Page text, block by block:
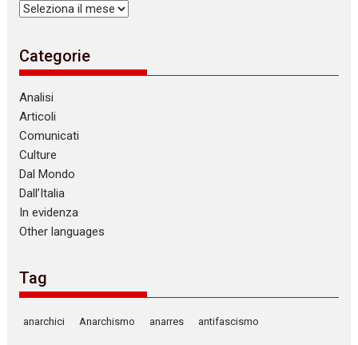
Archivi
Categorie
Analisi
Articoli
Comunicati
Culture
Dal Mondo
Dall’Italia
In evidenza
Other languages
Tag
anarchici Anarchismo anarres antifascismo